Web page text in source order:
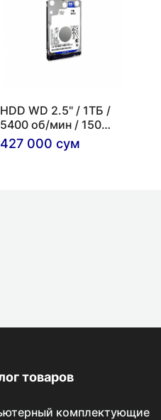
HDD WD 2.5" / 1ТБ /
5400 об/мин / 150
МБ/с
427 000 сум
товаров
комплектующие